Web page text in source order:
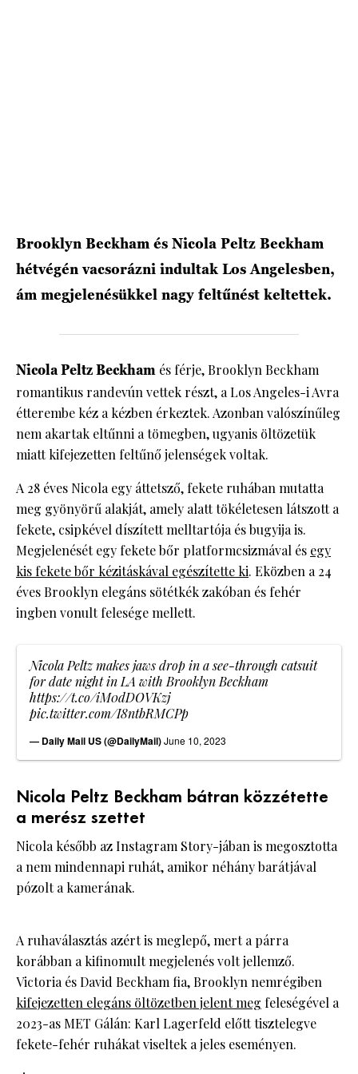
Brooklyn Beckham és Nicola Peltz Beckham
hétvégén vacsorázni indultak Los Angelesben,
ám megjelenésükkel nagy feltűnést keltettek.
Nicola Peltz Beckham és férje, Brooklyn Beckham
romantikus randevún vettek részt, a Los Angeles-i Avra
étterembe kéz a kézben érkeztek. Azonban valószínűleg
nem akartak eltűnni a tömegben, ugyanis öltözetük
miatt kifejezetten feltűnő jelenségek voltak.
A 28 éves Nicola egy áttetsző, fekete ruhában mutatta
meg gyönyörű alakját, amely alatt tökéletesen látszott a
fekete, csipkével díszített melltartója és bugyija is.
Megjelenését egy fekete bőr platformcsizmával és egy
kis fekete bőr kézitáskával egészítette ki. Eközben a 24
éves Brooklyn elegáns sötétkék zakóban és fehér
ingben vonult felesége mellett.
Nicola Peltz makes jaws drop in a see-through catsuit
for date night in LA with Brooklyn Beckham
https://t.co/iM0dDOVKzj
pic.twitter.com/I8ntbRMCPp
— Daily Mail US (@DailyMail)June 10, 2023
Nicola Peltz Beckham bátran közzétette
a merész szettet
Nicola később az Instagram Story-jában is megosztotta
a nem mindennapi ruhát, amikor néhány barátjával
pózolt a kamerának.
A ruhaválasztás azért is meglepő, mert a párra
korábban a kifinomult megjelenés volt jellemző.
Victoria és David Beckham fia, Brooklyn nemrégiben
kifejezetten elegáns öltözetben jelent meg feleségével a
2023-as MET Gálán: Karl Lagerfeld előtt tisztelegve
fekete-fehér ruhákat viseltek a jeles eseményen.